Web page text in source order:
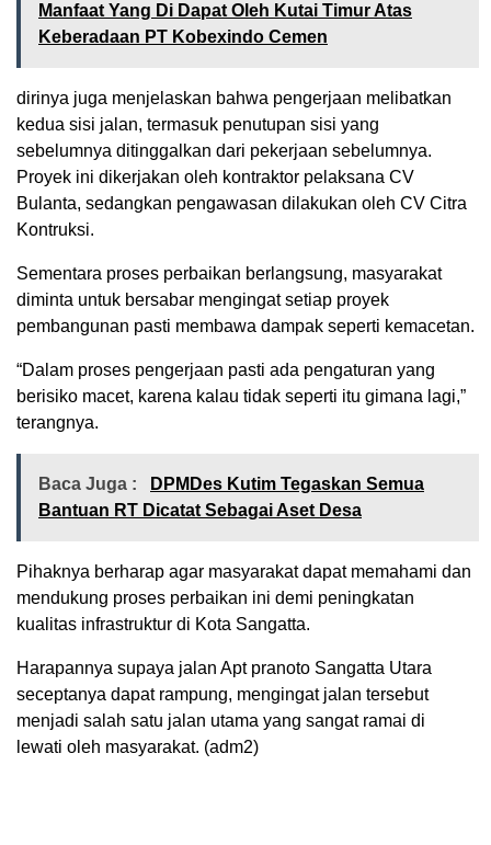
Manfaat Yang Di Dapat Oleh Kutai Timur Atas
Keberadaan PT Kobexindo Cemen
dirinya juga menjelaskan bahwa pengerjaan melibatkan
kedua sisi jalan, termasuk penutupan sisi yang
sebelumnya ditinggalkan dari pekerjaan sebelumnya.
Proyek ini dikerjakan oleh kontraktor pelaksana CV
Bulanta, sedangkan pengawasan dilakukan oleh CV Citra
Kontruksi.
Sementara proses perbaikan berlangsung, masyarakat
diminta untuk bersabar mengingat setiap proyek
pembangunan pasti membawa dampak seperti kemacetan.
“Dalam proses pengerjaan pasti ada pengaturan yang
berisiko macet, karena kalau tidak seperti itu gimana lagi,”
terangnya.
Baca Juga :
DPMDes Kutim Tegaskan Semua
Bantuan RT Dicatat Sebagai Aset Desa
Pihaknya berharap agar masyarakat dapat memahami dan
mendukung proses perbaikan ini demi peningkatan
kualitas infrastruktur di Kota Sangatta.
Harapannya supaya jalan Apt pranoto Sangatta Utara
seceptanya dapat rampung, mengingat jalan tersebut
menjadi salah satu jalan utama yang sangat ramai di
lewati oleh masyarakat. (adm2)